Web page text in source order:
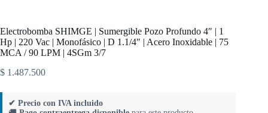
Electrobomba SHIMGE | Sumergible Pozo Profundo 4″ | 1
Hp | 220 Vac | Monofásico | D 1.1/4″ | Acero Inoxidable | 75
MCA / 90 LPM | 4SGm 3/7
$ 1.487.500
✔ Precio con IVA incluido